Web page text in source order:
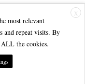
X
most relevant
and repeat visits. By
the cookies.